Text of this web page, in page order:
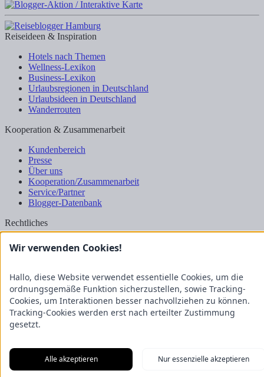
Reiseideen & Inspiration
Hotels nach Themen
Wellness-Lexikon
Business-Lexikon
Urlaubsregionen in Deutschland
Urlaubsideen in Deutschland
Wanderrouten
Kooperation & Zusammenarbeit
Kundenbereich
Presse
Über uns
Kooperation/Zusammenarbeit
Service/Partner
Blogger-Datenbank
Rechtliches
Impressum
Datenschutz
Genuss Club
Wir verwenden Cookies!
Hallo, diese Website verwendet essentielle Cookies, um die
ordnungsgemäße Funktion sicherzustellen, sowie Tracking-
Cookies, um Interaktionen besser nachvollziehen zu können.
Tracking-Cookies werden erst nach erteilter Zustimmung
gesetzt.
Alle akzeptieren Nur essenzielle akzeptieren